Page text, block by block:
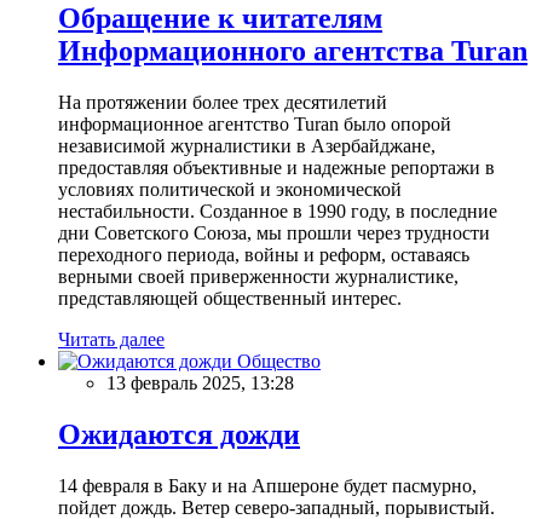
Обращение к читателям
Информационного агентства Turan
На протяжении более трех десятилетий
информационное агентство Turan было опорой
независимой журналистики в Азербайджане,
предоставляя объективные и надежные репортажи в
условиях политической и экономической
нестабильности. Созданное в 1990 году, в последние
дни Советского Союза, мы прошли через трудности
переходного периода, войны и реформ, оставаясь
верными своей приверженности журналистике,
представляющей общественный интерес.
Читать далее
Общество
13 февраль 2025, 13:28
Ожидаются дожди
14 февраля в Баку и на Апшероне будет пасмурно,
пойдет дождь. Ветер северо-западный, порывистый.